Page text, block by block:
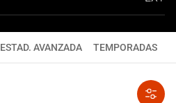
ESTAD. AVANZADA TEMPORADAS